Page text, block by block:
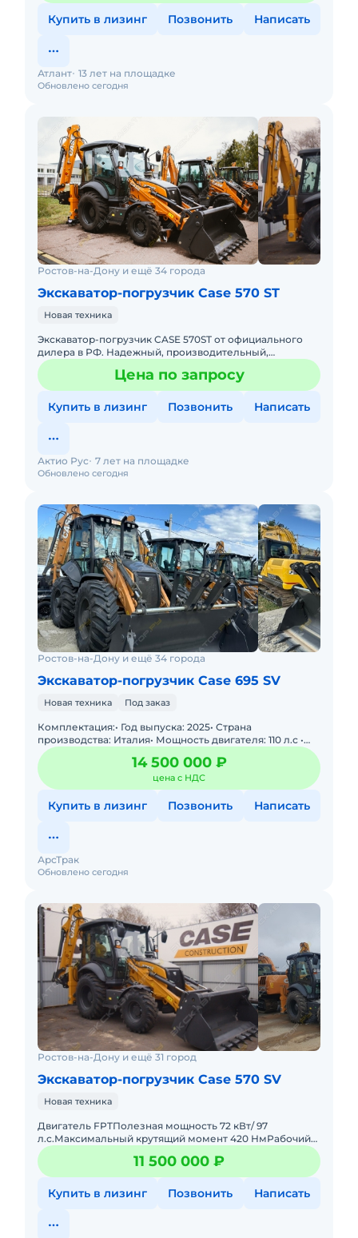
Купить в лизинг Позвонить Написать
Обновлено сегодня
Атлант 13 лет на площадке
Ростов-на-Дону и ещё 34 города
Экскаватор-погрузчик Case 570 ST
Новая техника
Экскаватор-погрузчик CASE 570ST от официального
дилера в РФ. Надежный, производительный,
экономичный! Доступна покупка в лизинг. Гарантия,
сервисное обслуживаЦена по запросу
Купить в лизинг Позвонить Написать
Обновлено сегодня
Актио Рус 7 лет на площадке
Ростов-на-Дону и ещё 34 города
Экскаватор-погрузчик Case 695 SV
Новая техника Под заказ
Комплектация:• Год выпуска: 2025• Страна
производства: Италия• Мощность двигателя: 110 л.с •
Эксплуатационная масса: 8440 кг• Состояние
14 500 000 ₽
цена с НДС
Купить в лизинг Позвонить Написать
Обновлено сегодня
АрсТрак
Ростов-на-Дону и ещё 31 город
Экскаватор-погрузчик Case 570 SV
Новая техника
Двигатель FPTПолезная мощность 72 кВт/ 97
л.с.Максимальный крутящий момент 420 НмРабочий
объем 3,9 лТрансмиссия PowerShutlle, полный
приводЧисло передач вперед/
11 500 000 ₽
Купить в лизинг Позвонить Написать